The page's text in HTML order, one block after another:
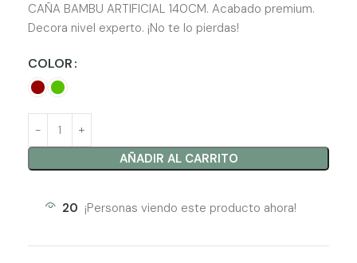
CAÑA BAMBU ARTIFICIAL 140CM. Acabado premium.
Decora nivel experto. ¡No te lo pierdas!
COLOR
AÑADIR AL CARRITO
20 ¡Personas viendo este producto ahora!